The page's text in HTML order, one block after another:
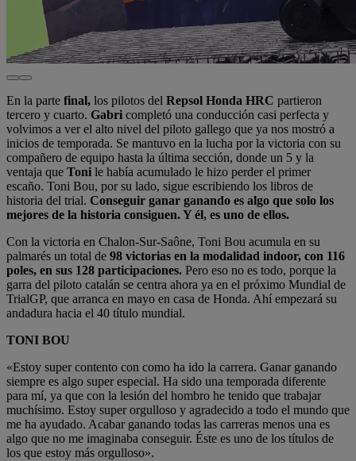
En la parte final, los pilotos del Repsol Honda HRC partieron
tercero y cuarto. Gabri completó una conducción casi perfecta y
volvimos a ver el alto nivel del piloto gallego que ya nos mostró a
inicios de temporada. Se mantuvo en la lucha por la victoria con su
compañero de equipo hasta la última sección, donde un 5 y la
ventaja que Toni le había acumulado le hizo perder el primer
escaño. Toni Bou, por su lado, sigue escribiendo los libros de
historia del trial. Conseguir ganar ganando es algo que solo los
mejores de la historia consiguen. Y él, es uno de ellos.
Con la victoria en Chalon-Sur-Saône, Toni Bou acumula en su
palmarés un total de 98 victorias en la modalidad indoor, con 116
poles, en sus 128 participaciones. Pero eso no es todo, porque la
garra del piloto catalán se centra ahora ya en el próximo Mundial de
TrialGP, que arranca en mayo en casa de Honda. Ahí empezará su
andadura hacia el 40 título mundial.
TONI BOU
«Estoy super contento con como ha ido la carrera. Ganar ganando
siempre es algo super especial. Ha sido una temporada diferente
para mí, ya que con la lesión del hombro he tenido que trabajar
muchísimo. Estoy super orgulloso y agradecido a todo el mundo que
me ha ayudado. Acabar ganando todas las carreras menos una es
algo que no me imaginaba conseguir. Éste es uno de los títulos de
los que estoy más orgulloso».